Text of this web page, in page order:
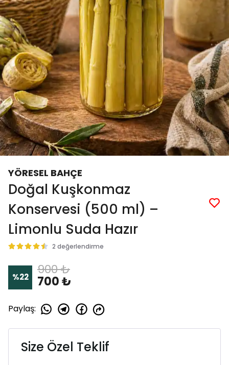
YÖRESEL BAHÇE
Doğal Kuşkonmaz
Konservesi (500 ml) –
Limonlu Suda Hazır
2 değerlendirme
%22 900 ₺
700 ₺
Paylaş:
Size Özel Teklif